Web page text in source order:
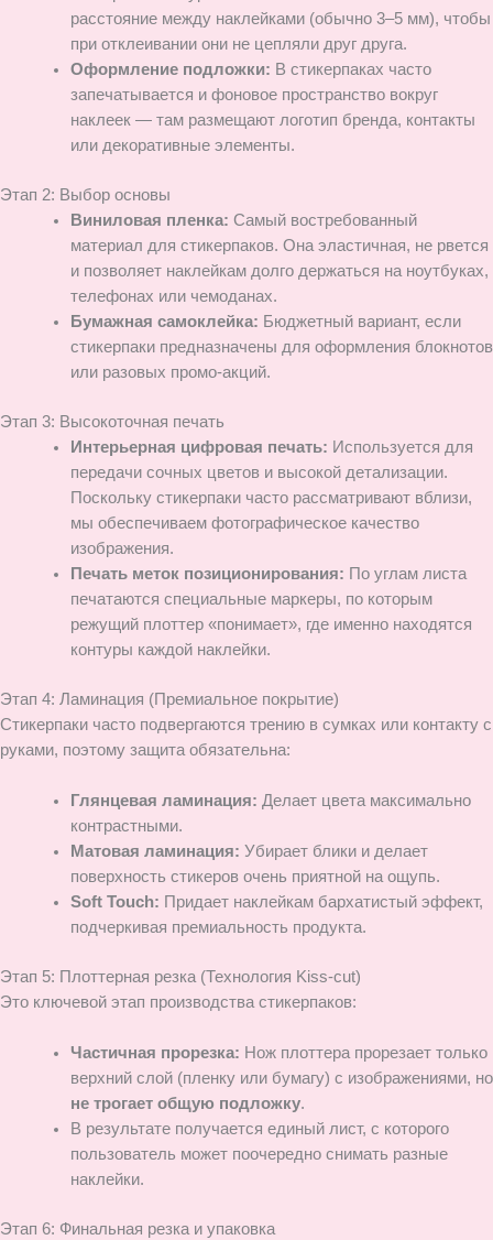
расстояние между наклейками (обычно 3–5 мм), чтобы
при отклеивании они не цепляли друг друга.
Оформление подложки: В стикерпаках часто
запечатывается и фоновое пространство вокруг
наклеек — там размещают логотип бренда, контакты
или декоративные элементы.
Этап 2: Выбор основы
Виниловая пленка: Самый востребованный
материал для стикерпаков. Она эластичная, не рвется
и позволяет наклейкам долго держаться на ноутбуках,
телефонах или чемоданах.
Бумажная самоклейка: Бюджетный вариант, если
стикерпаки предназначены для оформления блокнотов
или разовых промо-акций.
Этап 3: Высокоточная печать
Интерьерная цифровая печать: Используется для
передачи сочных цветов и высокой детализации.
Поскольку стикерпаки часто рассматривают вблизи,
мы обеспечиваем фотографическое качество
изображения.
Печать меток позиционирования: По углам листа
печатаются специальные маркеры, по которым
режущий плоттер «понимает», где именно находятся
контуры каждой наклейки.
Этап 4: Ламинация (Премиальное покрытие)
Стикерпаки часто подвергаются трению в сумках или контакту с
руками, поэтому защита обязательна:
Глянцевая ламинация: Делает цвета максимально
контрастными.
Матовая ламинация: Убирает блики и делает
поверхность стикеров очень приятной на ощупь.
Soft Touch: Придает наклейкам бархатистый эффект,
подчеркивая премиальность продукта.
Этап 5: Плоттерная резка (Технология Kiss-cut)
Это ключевой этап производства стикерпаков:
Частичная прорезка: Нож плоттера прорезает только
верхний слой (пленку или бумагу) с изображениями, но
не трогает общую подложку.
В результате получается единый лист, с которого
пользователь может поочередно снимать разные
наклейки.
Этап 6: Финальная резка и упаковка